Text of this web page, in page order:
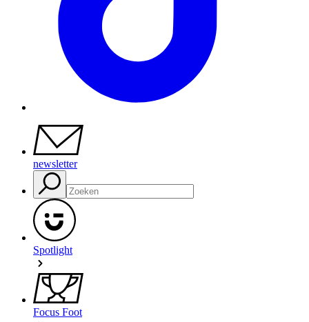
newsletter
Spotlight
Focus Foot